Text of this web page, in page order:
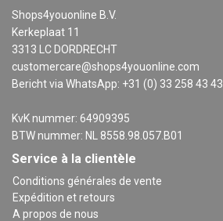
Shops4youonline B.V.
Kerkeplaat 11
3313 LC DORDRECHT
customercare@shops4youonline.com
Bericht via WhatsApp: +31 (0) 33 258 43 43
KvK nummer: 64909395
BTW nummer: NL 8558.98.057.B01
Service à la clientèle
Conditions générales de vente
Expédition et retours
A propos de nous